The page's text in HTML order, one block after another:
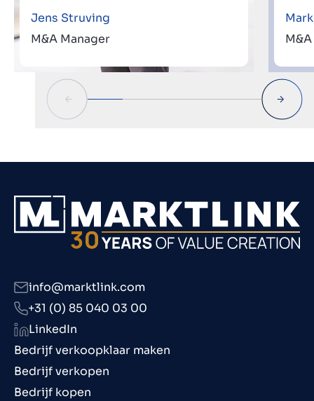
Jens Struving
M&A Manager
Bedrijf verkoopklaar maken
Bedrijf verkopen
Bedrijf kopen
info@marktlink.com
+31 (0) 85 040 03 00
LinkedIn